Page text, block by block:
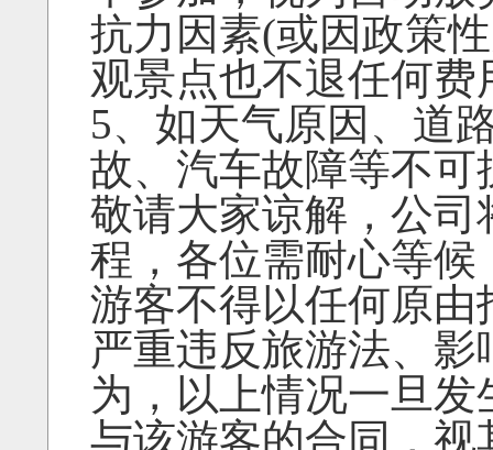
抗力因素(或因政策
观景点也不退任何费
5、如天气原因、道
故、汽车故障等不
敬请大家谅解，公
程，各位需耐心等
游客不得以任何原
严重违反旅游法、
为，以上情况一旦
与该游客的合同，